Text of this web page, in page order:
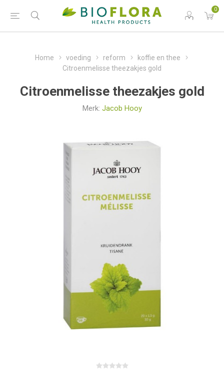
0
Home voeding reform
koffie en thee
Citroenmelisse theezakjes gold
Citroenmelisse theezakjes gold
Merk: Jacob Hooy